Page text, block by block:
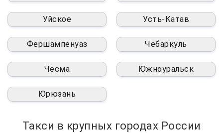
Уйское Усть-Катав
Фершампенуаз Чебаркуль
Чесма Южноуральск
Юрюзань
Такси в крупных городах России